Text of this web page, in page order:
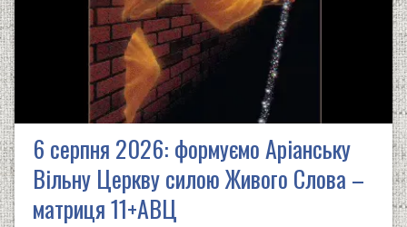
6 серпня 2026: формуємо Аріанську
Вільну Церкву силою Живого Слова –
матриця 11+АВЦ